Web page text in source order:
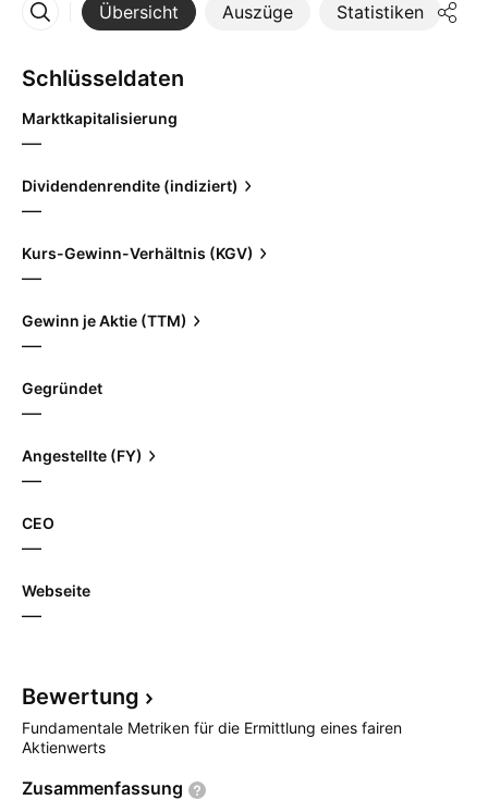
Übersicht Auszüge Statistiken
Mehr
Schlüsseldaten
Marktkapitalisierung
—
Dividendenrendite (indiziert)
—
Kurs-Gewinn-Verhältnis (KGV)
—
Gewinn je Aktie (TTM)
—
Gegründet
—
Angestellte (FY)
—
CEO
—
Webseite
—
Bewertung
Fundamentale Metriken für die Ermittlung eines fairen
Aktienwerts
Zusammenfassung